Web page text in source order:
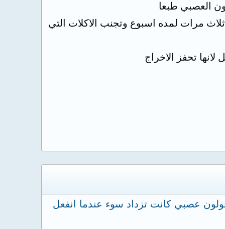
العصبي طبعا
مرات لمده اسبوع وتجنب الاكلات التي
تحفز الاخراج
عصبي كانت تزداد سوء عندما انفعل